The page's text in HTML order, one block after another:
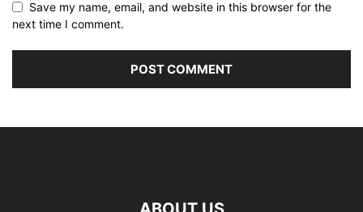
Save my name, email, and website in this browser for the
next time I comment.